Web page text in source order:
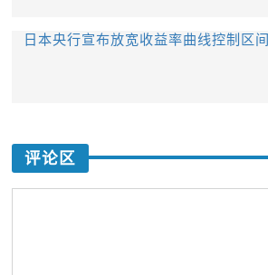
日本央行宣布放宽收益率曲线控制区间
评论区